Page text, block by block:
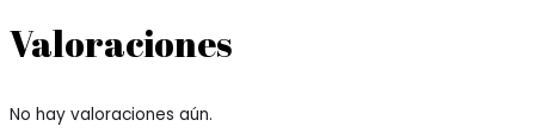
Valoraciones
No hay valoraciones aún.